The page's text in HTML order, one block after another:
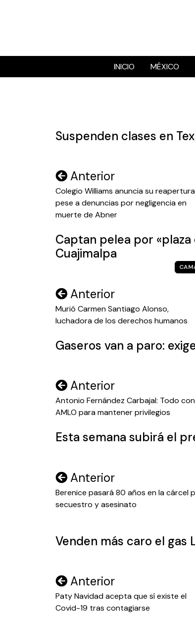
INICIO MÉXICO
Suspenden clases en
Navegación
de
entradas
Anterior
Colegio Williams anuncia su reapertura
pese a denuncias por negligencia en
muerte de Abner
Captan pelea por
Cuajimalpa
Navegación
de
Anterior
Murió Carmen Santiago Alonso,
luchadora de los derechos humanos
Gaseros van a paro:
Navegación
de
entradas
Anterior
Antonio Fernández Carbajal: Todo
AMLO para mantener privilegios
Esta semana subirá el
Navegación
de
entradas
Anterior
Berenice pasará 80 años en la cárcel
secuestro y asesinato
Venden más caro el gas
Navegación
de
Anterior
Paty Navidad acepta que sí existe el
Covid-19 tras contagiarse